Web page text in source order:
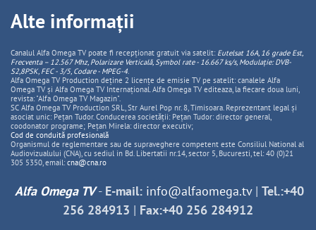
Alte informații
Canalul Alfa Omega TV poate fi recepționat gratuit via satelit: Eutelsat 16A, 16 grade Est,
Frecventa – 12.567 Mhz, PolarizareVerticală, Symbol rate - 16.667 ks/s, Modulație: DVB-
S2,8PSK, FEC - 3/5, Codare - MPEG-4.
Alfa Omega TV Production deține 2 licențe de emisie TV pe satelit: canalele Alfa
Omega TV și Alfa Omega TV Internațional. Alfa Omega TV editeaza, la fiecare doua luni,
revista: "Alfa Omega TV Magazin".
SC Alfa Omega TV Production SRL, Str Aurel Pop nr. 8, Timisoara. Reprezentant legal și
asociat unic: Pețan Tudor. Conducerea societății: Pețan Tudor: director general,
coodonator programe; Pețan Mirela: director executiv;
Cod de conduită profesională
Organismul de reglementare sau de supraveghere competent este Consiliul National al
Audiovizualului (CNA), cu sediul in Bd. Libertatii nr.14, sector 5, Bucuresti, tel: 40 (0)21
305 5350, email: cna@cna.ro
Alfa Omega TV- E-mail: info@alfaomega.tv| Tel.:+40
256 284913 | Fax:+40 256 284912